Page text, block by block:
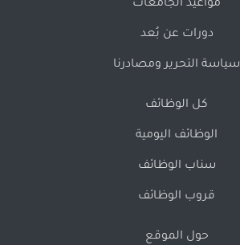
مواعيد الجامعات
دورات عن بُعد
سياسة التحرير ومصادرنا
كل الوظائف
الوظائف اليومية
سناب الوظائف
قروب الوظائف
حول الموقع